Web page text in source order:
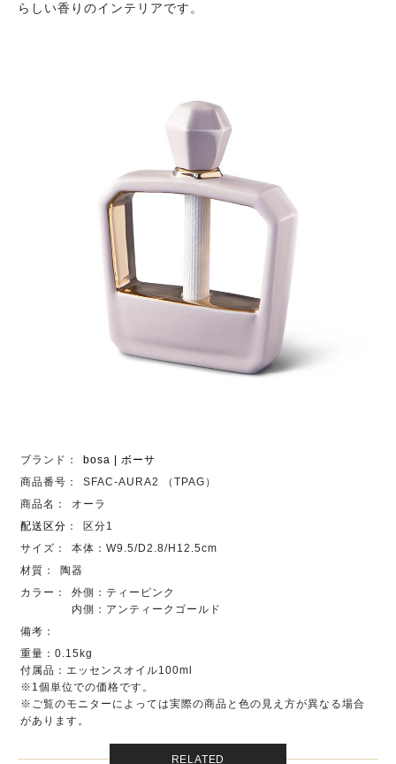
らしい香りのインテリアです。
ブランド：
bosa | ボーサ
商品番号：
SFAC-AURA2 （TPAG）
商品名：
オーラ
配送区分 ：
区分1
サイズ：
本体：W9.5/D2.8/H12.5cm
材質：
陶器
カラー：
外側：ティーピンク
内側：アンティークゴールド
備考：
重量：0.15kg
付属品：エッセンスオイル100ml
※1個単位での価格です。
※ご覧のモニターによっては実際の商品と色の見え方が異なる場合
があります。
RELATED